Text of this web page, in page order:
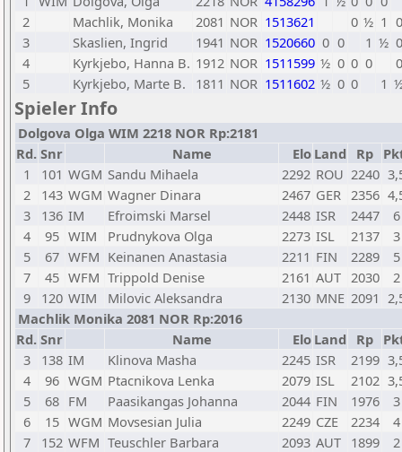
2
Machlik, Monika 2081 NOR 1513621 0 ½ 1 0
3
Skaslien, Ingrid 1941 NOR 1520660 0 0 1 ½ 0
4
Kyrkjebo, Hanna B. 1912 NOR 1511599 ½ 0 0 0
0
5
Kyrkjebo, Marte B. 1811 NOR 1511602 ½ 0 0 1
Spieler Info
Dolgova Olga WIM 2218 NOR Rp:2181
Rd. Snr Name Elo Land Rp
1
101 WGM Sandu Mihaela 2292 ROU 2240
2
143 WGM Wagner Dinara 2467 GER 2356
3
136 IM Efroimski Marsel 2448 ISR 2447
6
4
95 WIM Prudnykova Olga 2273 ISL 2137
3
5
67 WFM Keinanen Anastasia 2211 FIN 2289
5
7
45 WFM Trippold Denise 2161 AUT 2030
2
9
120 WIM Milovic Aleksandra 2130 MNE 2091
Machlik Monika 2081 NOR Rp:2016
Rd. Snr Name Elo Land Rp
3
138 IM Klinova Masha 2245 ISR 2199
4
96 WGM Ptacnikova Lenka 2079 ISL 2102
5
68 FM Paasikangas Johanna 2044 FIN 1976
3
6
15 WGM Movsesian Julia 2249 CZE 2234
4
7
152 WFM Teuschler Barbara 2093 AUT 1899
2